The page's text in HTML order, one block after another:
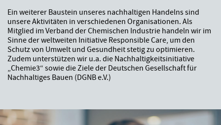
Ein weiterer Baustein unseres nachhaltigen Handelns sind
unsere Aktivitäten in verschiedenen Organisationen. Als
Mitglied im Verband der Chemischen Industrie handeln wir im
Sinne der weltweiten Initiative Responsible Care, um den
Schutz von Umwelt und Gesundheit stetig zu optimieren.
Zudem unterstützen wir u.a. die Nachhaltigkeitsinitiative
„Chemie3“ sowie die Ziele der Deutschen Gesellschaft für
Nachhaltiges Bauen (DGNB e.V.)